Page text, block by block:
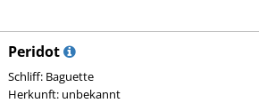
Peridot
Schliff: Baguette
Herkunft: unbekannt